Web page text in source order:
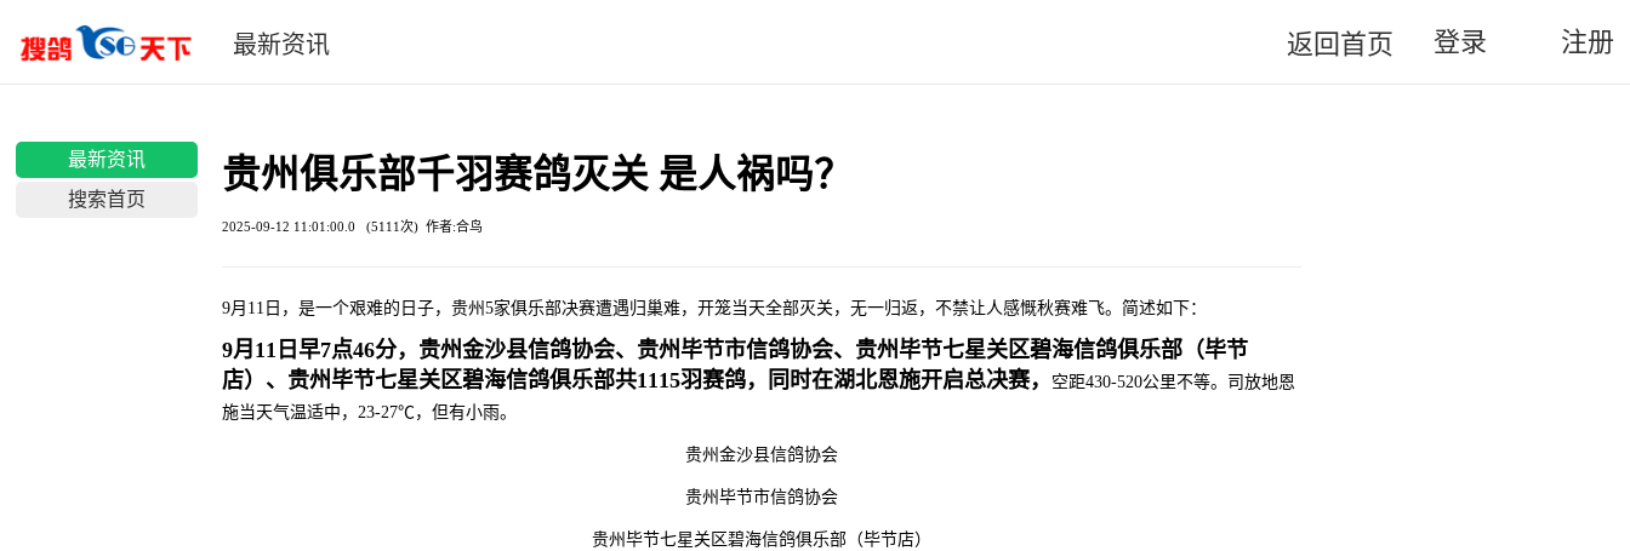
最新资讯 返回首页 登录 注册
最新资讯
搜索首页
贵州俱乐部千羽赛鸽灭关 是人祸吗？
2025-09-12 11:01:00.0 (5111次) 作者:合鸟
9月11日，是一个艰难的日子，贵州5家俱乐部决赛遭遇归巢难，开笼当天全部灭关，无一归返，不禁让人感慨秋赛难飞。简述如下：
9月11日早7点46分，贵州金沙县信鸽协会、贵州毕节市信鸽协会、贵州毕节七星关区碧海信鸽俱乐部（毕节
店）、贵州毕节七星关区碧海信鸽俱乐部共1115羽赛鸽，同时在湖北恩施开启总决赛，
空距430-520公里不等。司放地恩
施当天气温适中，23-27℃，但有小雨。
贵州金沙县信鸽协会
贵州毕节市信鸽协会
贵州毕节七星关区碧海信鸽俱乐部（毕节店）